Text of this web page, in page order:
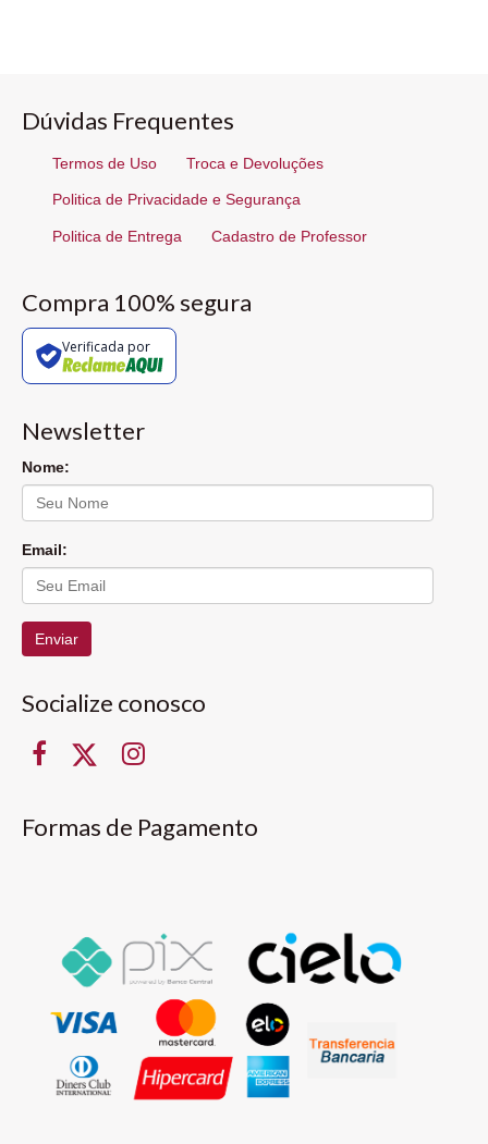
Dúvidas Frequentes
Termos de Uso Troca e Devoluções
Politica de Privacidade e Segurança
Politica de Entrega Cadastro de Professor
Compra 100% segura
Verificada por
Newsletter
Nome:
Email:
Enviar
Socialize conosco
Formas de Pagamento